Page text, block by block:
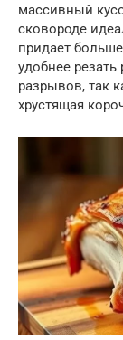
массивный
сковороде
придает
удобнее
разрывов, так
хрустящая